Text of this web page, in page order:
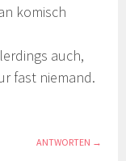
komisch
auch,
fast niemand.
ANTWORTEN